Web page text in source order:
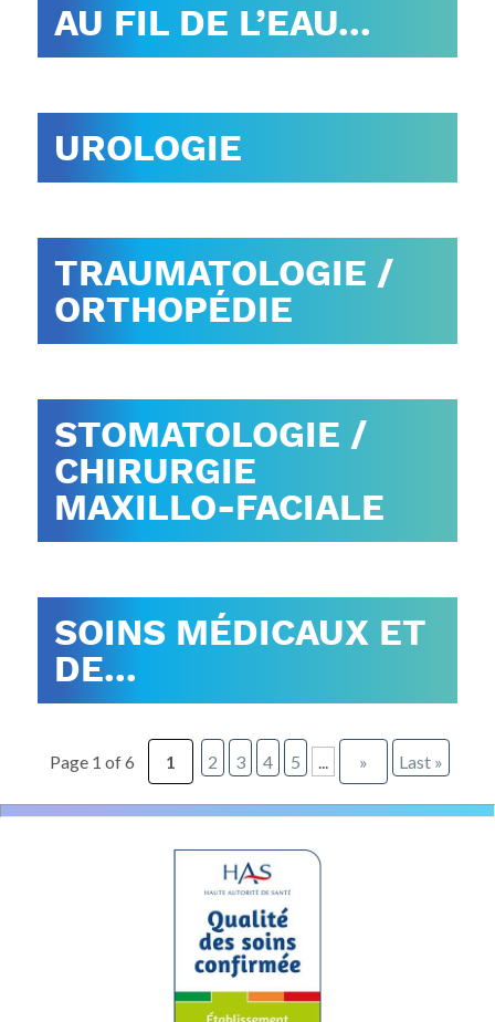
AU FIL DE L’EAU...
UROLOGIE
TRAUMATOLOGIE /
ORTHOPÉDIE
STOMATOLOGIE /
CHIRURGIE
MAXILLO-FACIALE
SOINS MÉDICAUX ET
DE...
Page 1 of 6 1 2 3 4 5 ... » Last »